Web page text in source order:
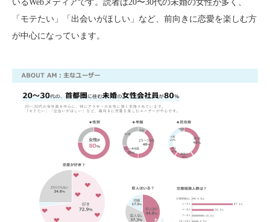
いるWebメディアです。読者は20〜30代の未婚の女性が多く、
「モテたい」「出会いがほしい」など、前向きに恋愛を楽しむ方
が中心になっています。